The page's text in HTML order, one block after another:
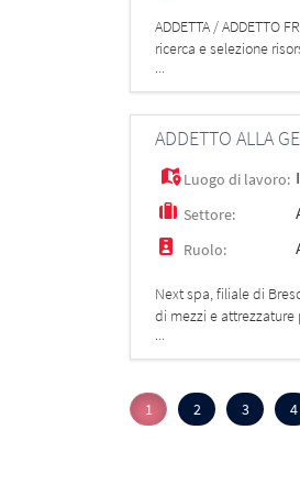
ADDETTA / ADDETTO
ricerca e selezione
sulla clientela di lingua
...
ADDETTO ALLA
Luogo di lavoro:
Settore:
Ruolo:
Next spa, filiale di
di mezzi e
op
...
1 2 3 4